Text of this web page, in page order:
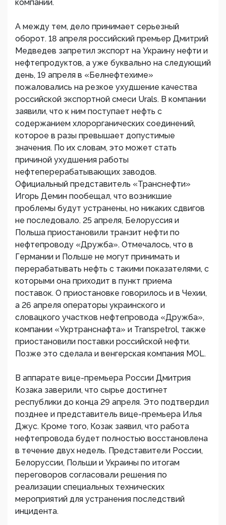
компании.
А между тем, дело принимает серьезный
оборот. 18 апреля российский премьер Дмитрий
Медведев запретил экспорт на Украину нефти и
нефтепродуктов, а уже буквально на следующий
день, 19 апреля в «Белнефтехиме»
пожаловались на резкое ухудшение качества
российской экспортной смеси Urals. В компании
заявили, что к ним поступает нефть с
содержанием хлорорганических соединений,
которое в разы превышает допустимые
значения. По их словам, это может стать
причиной ухудшения работы
нефтеперерабатывающих заводов.
Официальный представитель «Транснефти»
Игорь Демин пообещал, что возникшие
проблемы будут устранены, но никаких сдвигов
не последовало. 25 апреля, Белоруссия и
Польша приостановили транзит нефти по
нефтепроводу «Дружба». Отмечалось, что в
Германии и Польше не могут принимать и
перерабатывать нефть с такими показателями, с
которыми она приходит в пункт приема
поставок. О приостановке говорилось и в Чехии,
а 26 апреля операторы украинского и
словацкого участков нефтепровода «Дружба»,
компании «Укртранснафта» и Transpetrol, также
приостановили поставки российской нефти.
Позже это сделала и венгерская компания MOL.
В аппарате вице-премьера России Дмитрия
Козака заверили, что сырье достигнет
республики до конца 29 апреля. Это подтвердил
позднее и представитель вице-премьера Илья
Джус. Кроме того, Козак заявил, что работа
нефтепровода будет полностью восстановлена
в течение двух недель. Представители России,
Белоруссии, Польши и Украины по итогам
переговоров согласовали решения по
реализации специальных технических
мероприятий для устранения последствий
инцидента.